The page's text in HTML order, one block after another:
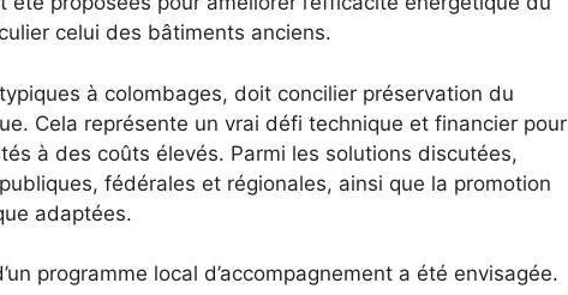
celui des bâtiments anciens.
à colombages, doit concilier préservation du
Cela représente un vrai défi technique et financier pour
à des coûts élevés. Parmi les solutions discutées,
fédérales et régionales, ainsi que la promotion
adaptées.
programme local d’accompagnement a été envisagée.